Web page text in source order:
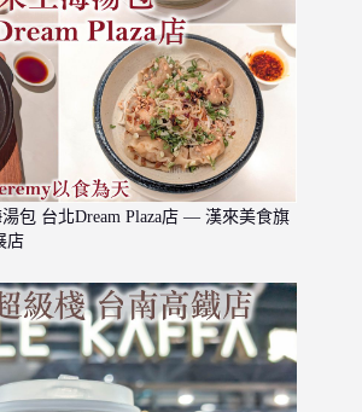
包 台北Dream Plaza店 — 漢來美食旗
店